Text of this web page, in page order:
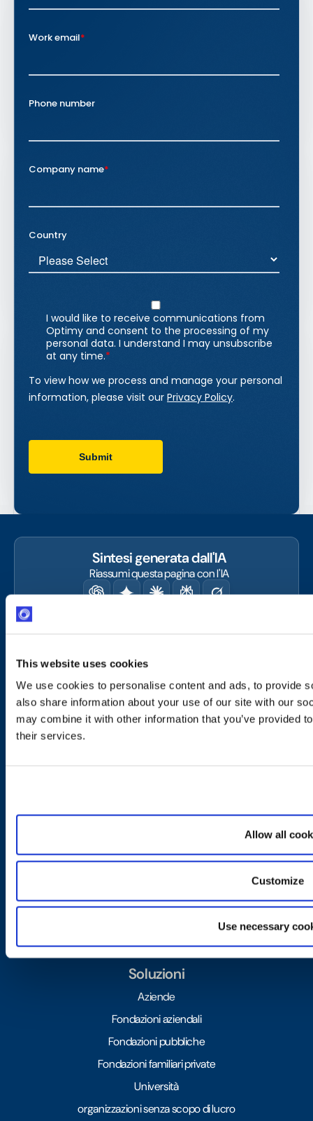
This website uses cookies
We use cookies to personalise content and ads, to provide
also share information about your use of our site with our
may combine it with other information that you’ve provided
their services.
Allow all
Customize
Use necessary
Sintesi generata dall'IA
Riassumi questa pagina con l'IA
Prodotti
Gestione delle sponsorizzazioni
Investimenti nella comunità
Gestione delle sovvenzioni per la ricerca
Soluzioni
Aziende
Fondazioni aziendali
Fondazioni pubbliche
Fondazioni familiari private
Università
organizzazioni senza scopo di lucro